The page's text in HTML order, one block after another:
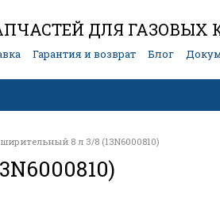
ДЛЯ ГАЗОВЫХ
Гарантия и возврат Блог
8 л 3/8 (13N6000810)